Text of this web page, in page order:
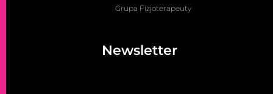
Grupa Fizjoterapeuty
Newsletter